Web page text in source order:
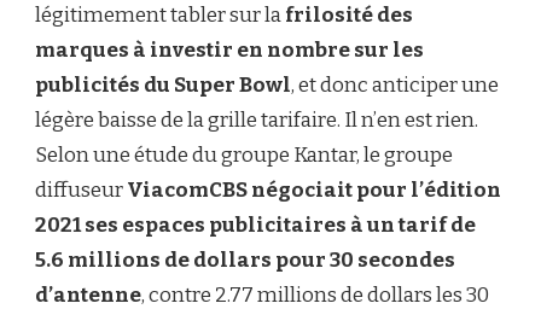
légitimement tabler sur lafrilosité des
marques à investir en nombre sur les
publicités du Super Bowl, et donc anticiper une
légère baisse de la grille tarifaire. Il n’en est rien.
Selon une étude du groupe Kantar, le groupe
diffuseurViacomCBS négociait pour l’édition
2021 ses espaces publicitaires à un tarif de
5.6 millions de dollars pour 30 secondes
d’antenne, contre 2.77 millions de dollars les 30